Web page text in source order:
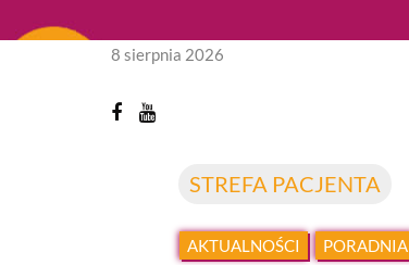
STREFA PACJENTA
8 sierpnia 2026
AKTUALNOŚCI PORADNIA